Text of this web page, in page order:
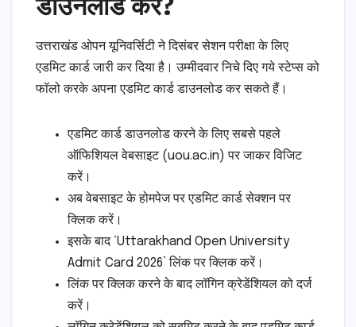
उत्तराखंड ओपन यूनिवर्सिटी ने दिसंबर सेशन परीक्षा के लिए
एडमिट कार्ड जारी कर दिया है। उम्मीदवार निचे दिए गये स्टेप्स को
फॉलो करके अपना एडमिट कार्ड डाउनलोड कर सकते हैं।
एडमिट कार्ड डाउनलोड करने के लिए सबसे पहले
ऑफिशियल वेबसाइट (uou.ac.in) पर जाकर विजिट
करें।
अब वेबसाइट के होमपेज पर एडमिट कार्ड सेक्शन पर
क्लिक करें।
इसके बाद ‘Uttarakhand Open University
Admit Card 2026’ लिंक पर क्लिक करें।
लिंक पर क्लिक करने के बाद लॉगिन क्रेडेंशियल को दर्ज
करें।